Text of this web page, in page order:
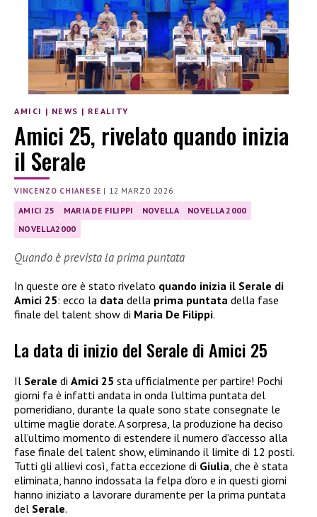
AMICI | NEWS | REALITY
Amici 25, rivelato quando inizia
il Serale
VINCENZO CHIANESE | 12 MARZO 2026
AMICI 25 MARIA DE FILIPPI NOVELLA
NOVELLA 2000
NOVELLA2000
Quando è prevista la prima puntata
In queste ore è stato rivelato quando inizia il Serale di
Amici 25: ecco la data della prima puntata della fase
finale del talent show di Maria De Filippi.
La data di inizio del Serale di Amici 25
Il Serale di Amici 25 sta ufficialmente per partire! Pochi
giorni fa è infatti andata in onda l’ultima puntata del
pomeridiano, durante la quale sono state consegnate le
ultime maglie dorate. A sorpresa, la produzione ha deciso
all’ultimo momento di estendere il numero d’accesso alla
fase finale del talent show, eliminando il limite di 12 posti.
Tutti gli allievi così, fatta eccezione di Giulia, che è stata
eliminata, hanno indossata la felpa d’oro e in questi giorni
hanno iniziato a lavorare duramente per la prima puntata
del Serale.